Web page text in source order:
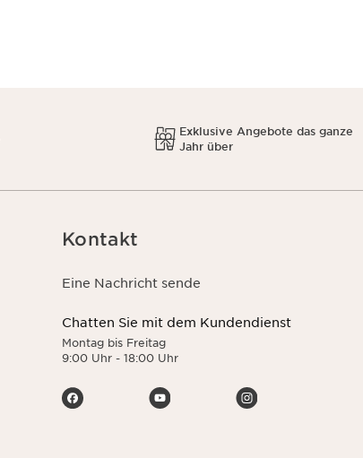
Exklusive Angebote das ganze
Jahr über
Kontakt
Eine Nachricht sende
Chatten Sie mit dem Kundendienst
Montag bis Freitag
9:00 Uhr - 18:00 Uhr